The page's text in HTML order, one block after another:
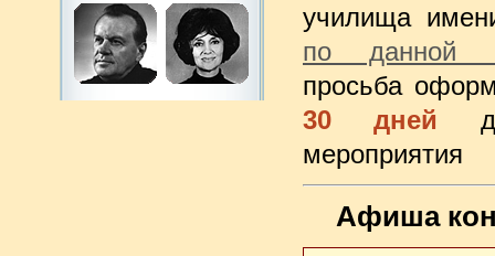
училища
по данной
просьба
30 дней
мероприятия
Афиша